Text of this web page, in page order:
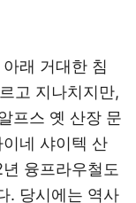
래 거대한 침
고 지나치지만,
프스 옛 산장 문
네 샤이텍 산
융프라우철도
. 당시에는 역사